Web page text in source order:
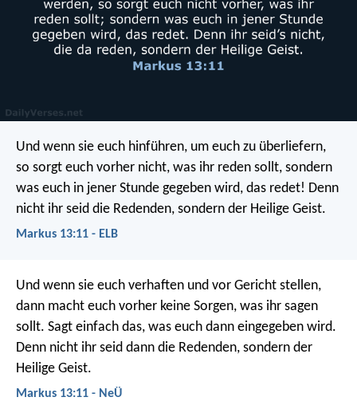
Und wenn sie euch hinführen, um euch zu überliefern,
so sorgt euch vorher nicht, was ihr reden sollt, sondern
was euch in jener Stunde gegeben wird, das redet! Denn
nicht ihr seid die Redenden, sondern der Heilige Geist.
Markus 13:11 - ELB
Und wenn sie euch verhaften und vor Gericht stellen,
dann macht euch vorher keine Sorgen, was ihr sagen
sollt. Sagt einfach das, was euch dann eingegeben wird.
Denn nicht ihr seid dann die Redenden, sondern der
Heilige Geist.
Markus 13:11 - NeÜ